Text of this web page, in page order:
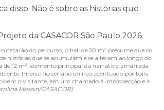
disso. Não é sobre as histórias que
do percurso, o hall de 50 m² presume que os
histórias que se acumulam e se alteram ao longo do
12 m², elemento principal da narrativa amarrada
Imersa no cenário onírico acentuado por tons
o visitante, em um chamado à introspecção e à
Mossin/CASACOR)